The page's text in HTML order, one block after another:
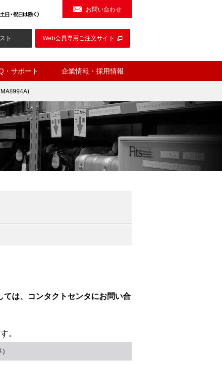
お問い合わせ
ト Web会員専用ご注文サイト
・サポート 企業情報・採用情報
は、コンタクトセンタにお問い合
。